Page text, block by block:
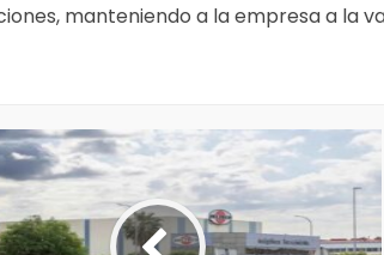
manteniendo a la empresa a la